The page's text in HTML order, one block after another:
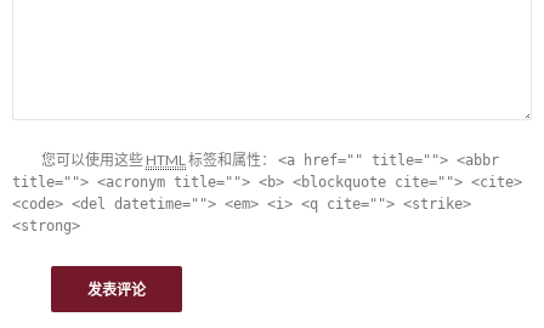
您可以使用这些 HTML标签和属性： <a href="" title=""> <abbr
title=""> <acronym title=""> <b> <blockquote cite=""> <cite>
<code> <del datetime=""> <em> <i> <q cite=""> <strike>
<strong>